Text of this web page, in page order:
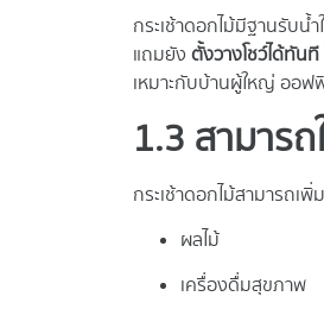
กระเช้าดอกไม้มีฐานรับน้
แถมยัง ตั้งวางโชว์ได้ทันที
เหมาะกับบ้านผู้ใหญ่ ออฟ
1.3 สามาร
กระเช้าดอกไม้สามารถเพิ่ม
ผลไม้
เครื่องดื่มสุขภาพ